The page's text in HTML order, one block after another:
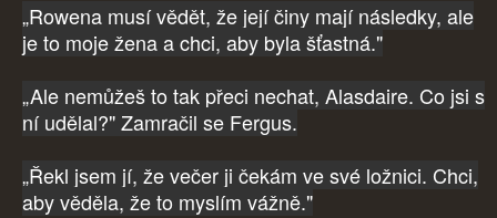
„Rowena musí vědět, že její činy mají následky, ale
je to moje žena a chci, aby byla šťastná."
„Ale nemůžeš to tak přeci nechat, Alasdaire. Co jsi s
ní udělal?" Zamračil se Fergus.
„Řekl jsem jí, že večer ji čekám ve své ložnici. Chci,
aby věděla, že to myslím vážně."